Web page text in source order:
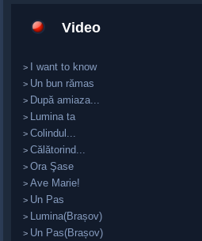
Video
> I want to know
> Un bun rămas
> După amiaza...
> Lumina ta
>Colindul...
>Călătorind...
>Ora Şase
>Ave Marie!
> Un Pas
> Lumina(Brașov)
> Un Pas(Brașov)